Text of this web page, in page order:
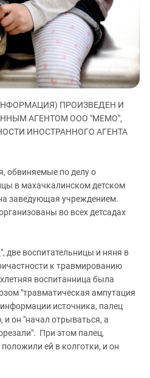
ЗАСТАВЛЯЕТ
КАВКАЗ ЗА ПАЛЕСТИНУ
ИНАКОМЫСЛИЕ В ЧЕЧНЕ
ПРЕСЛЕДОВАНИЕ АКТИВИСТОВ
МОБИЛИЗАЦИЯ И ПРОТЕСТЫ
ПРОИЗВЕДЕН И
АГЕНТОМ ООО "МЕМО",
ИНОСТРАННОГО АГЕНТА
обвиняемые по делу о
в махачкалинском детском
заведующая учреждением.
во всех детсадах
", две воспитательницы и няня в
к травмированию
воспитанница была
"травматическая ампутация
источника, палец
он "начал отрываться, а
При этом палец,
ей в колготки, и он